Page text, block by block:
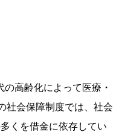
高齢化によって医療・
社会保障制度では、社会
くを借金に依存してい